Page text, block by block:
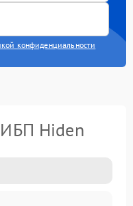
конфиденциальности
Hiden